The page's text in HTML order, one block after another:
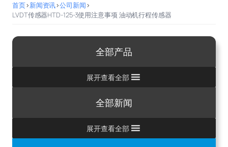
首页>新闻资讯>公司新闻>
LVDT传感器HTD-125-3使用注意事项 油动机行程传感器
全部产品
展开查看全部
全部新闻
展开查看全部